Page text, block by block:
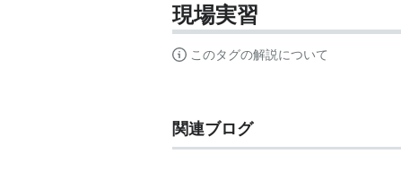
現場実習
このタグの解説について
関連ブログ